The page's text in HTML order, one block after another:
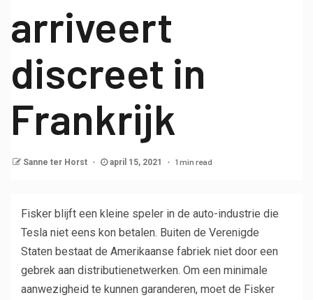
arriveert
discreet in
Frankrijk
Sanne ter Horst april 15, 2021 1 min read
Fisker blijft een kleine speler in de auto-industrie die
Tesla niet eens kon betalen. Buiten de Verenigde
Staten bestaat de Amerikaanse fabriek niet door een
gebrek aan distributienetwerken. Om een ​​minimale
aanwezigheid te kunnen garanderen, moet de Fisker